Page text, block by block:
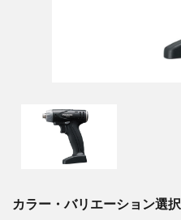
カラー・バリエーション選択